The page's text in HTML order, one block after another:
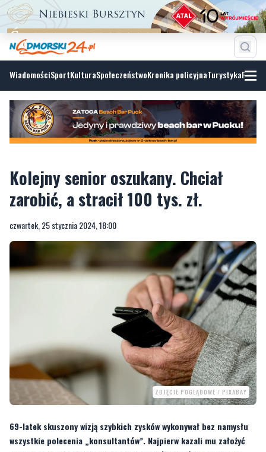
WiadomościSportKulturaSpołeczeństwoKronika policyjnaTurystyka
Kolejny senior oszukany. Chciał
czwartek, 25 stycznia 2024, 18:00
ZDJĘCIE POGLĄDOWE / PIXABAY
69-latek skuszony wizją szybkich zysków wykonywał bez namysłu
wszystkie polecenia „konsultantów”. Najpierw kazali mu założyć
aplikację i wpłacać pieniądze. Zysków nie było, a sopocianin w
efekcie stracił 100 tys. złotych.